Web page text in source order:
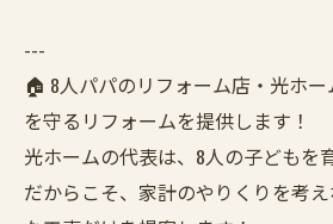
---
🏠 8人パパのリフォーム店・光ホ
を守るリフォームを提供します！
光ホームの代表は、8人の子どもを
だからこそ、家計のやりくりを考